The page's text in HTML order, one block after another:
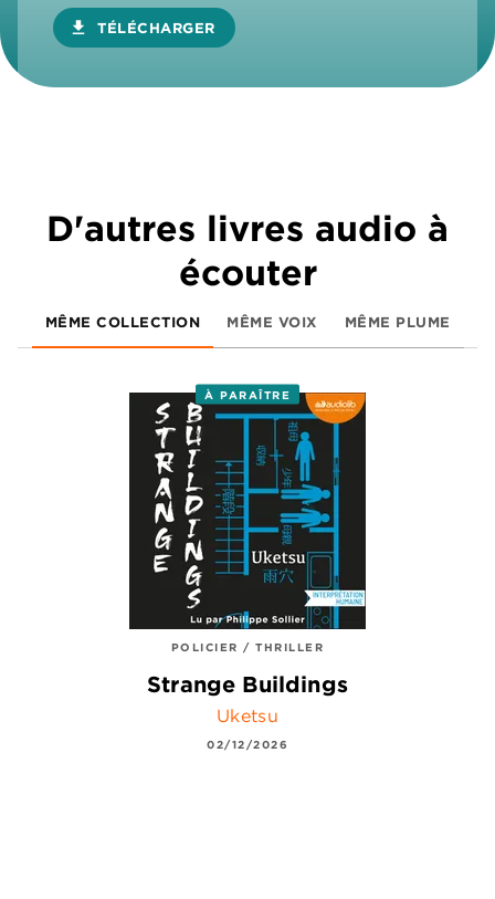
download TÉLÉCHARGER
D'autres livres audio à
écouter
MÊME COLLECTION MÊME VOIX MÊME PLUME
À PARAÎTRE
POLICIER / THRILLER
Strange Buildings
Uketsu
02/12/2026